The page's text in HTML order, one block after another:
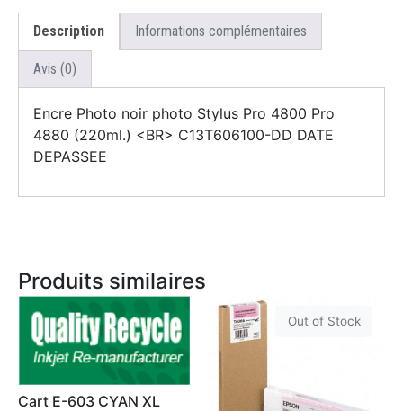
Description Informations complémentaires
Avis (0)
Encre Photo noir photo Stylus Pro 4800 Pro
4880 (220ml.) <BR> C13T606100-DD DATE
DEPASSEE
Produits similaires
Cart E-603 CYAN XL
Out of Stock